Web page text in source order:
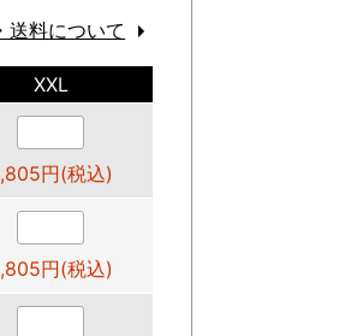
送料について
XXL
円(税込)
円(税込)